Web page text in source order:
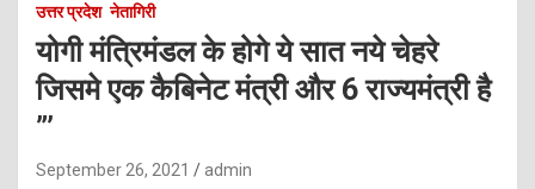
उत्तर प्रदेश नेतागिरी
योगी मंत्रिमंडल के होगे ये सात नये चेहरे
जिसमे एक कैबिनेट मंत्री और 6 राज्यमंत्री है
”’
September 26, 2021 admin